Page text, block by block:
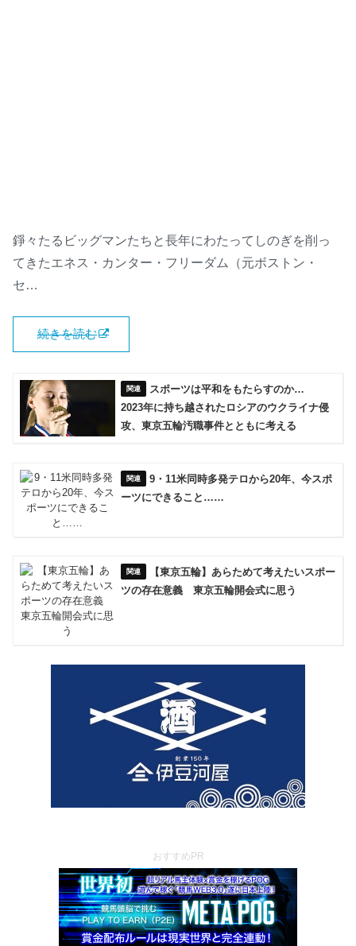
錚々たるビッグマンたちと長年にわたってしのぎを削っ
てきたエネス・カンター・フリーダム（元ボストン・
セ…
続きを読む
スポーツは平和をもたらすのか…
2023年に持ち越されたロシアのウクライナ侵
攻、東京五輪汚職事件とともに考える
9・11米同時多発テロから20年、今スポ
ーツにできること……
【東京五輪】あらためて考えたいスポー
ツの存在意義 東京五輪開会式に思う
おすすめPR